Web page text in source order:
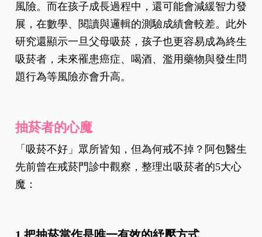
風險。而在孩子成長過程中，還可能會減緩智力發
展，在數學、閱讀與邏輯的測驗成績會較差。此外
研究還顯示一旦父母吸菸，孩子也更容易成為終生
吸菸者，未來罹患癌症、喝酒、濫用藥物與發生問
題行為等風險亦會升高。
抽菸者的心魔
「吸菸不好」眾所皆知，但為何戒不掉？阿包醫生
先前曾在戒菸門診中觀察，整理出吸菸者的5大心
魔：